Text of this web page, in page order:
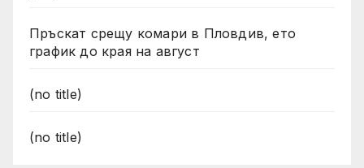
Пръскат срещу комари в Пловдив, ето
график до края на август
(no title)
(no title)